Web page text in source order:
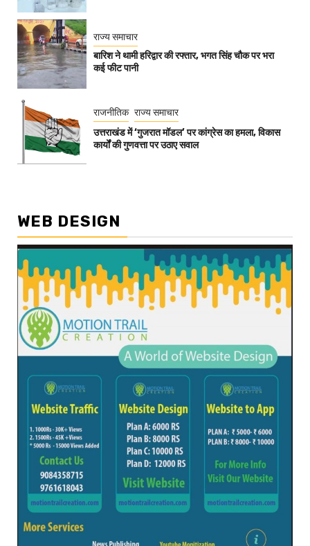
राज्य समाचार
बारिश ने थामी हरिद्वार की रफ्तार, भगत सिंह चौक पर भरा
कई फीट पानी
राजनीतिक राज्य समाचार
उत्तराखंड में ‘गुजरात मॉडल’ पर कांग्रेस का हमला, विकास
कार्यों की गुणवत्ता पर उठाए सवाल
WEB DESIGN